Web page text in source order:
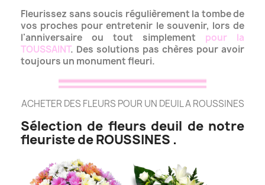
Fleurissez sans soucis régulièrement la tombe de
vos proches pour entretenir le souvenir, lors de
l'anniversaire ou tout simplement pour la
TOUSSAINT. Des solutions pas chères pour avoir
toujours un monument fleuri.
ACHETER DES FLEURS POUR UN DEUIL A ROUSSINES
Sélection de fleurs deuil de notre
fleuriste de ROUSSINES .